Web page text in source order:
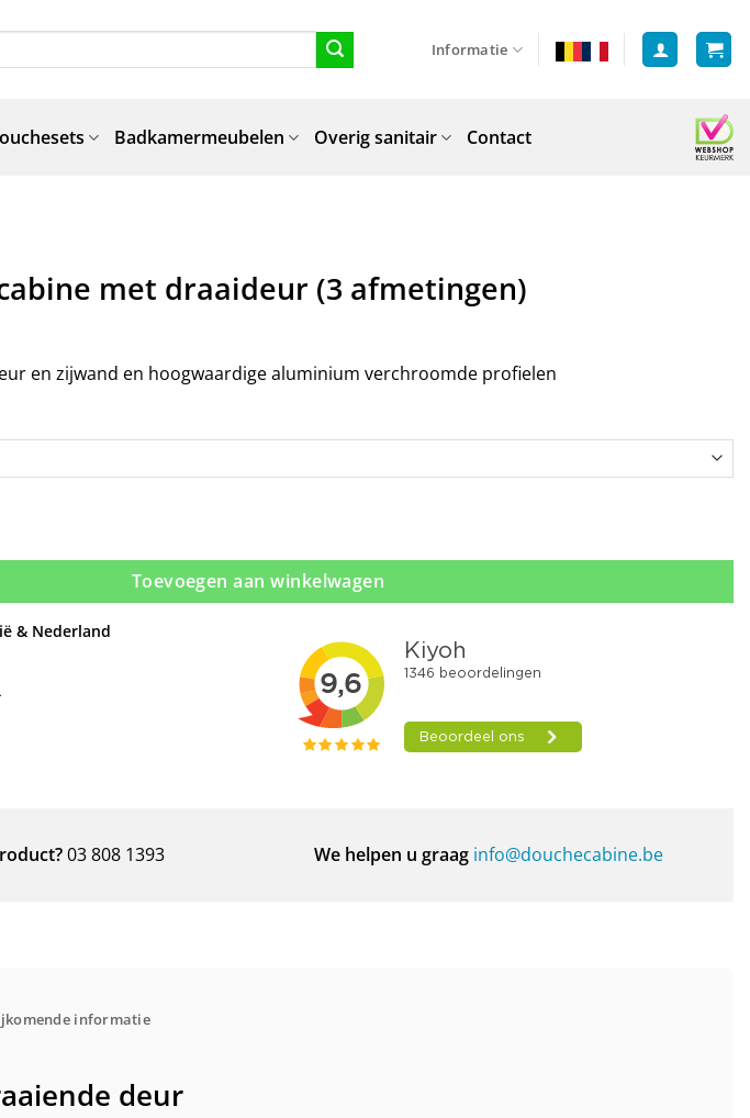
Informatie
Badkamermeubelen Overig sanitair Contact
met draaideur (3 afmetingen)
en zijwand en hoogwaardige aluminium verchroomde profielen
(3 afmetingen) aantal
Toevoegen aan winkelwagen
& Nederland
03 808 1393 We helpen u graag info@douchecabine.be
informatie
deur